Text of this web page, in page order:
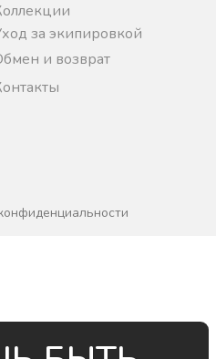
за экипировкой
и возврат